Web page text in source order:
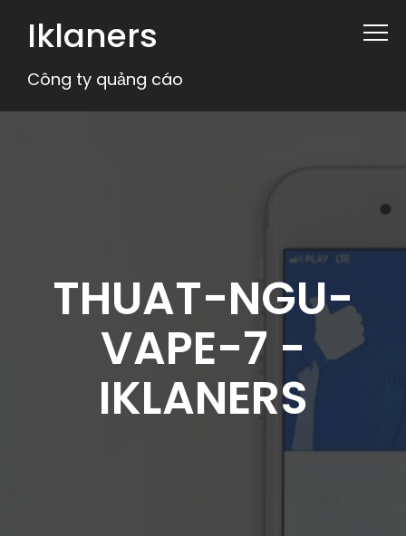
Iklaners
Công ty quảng cáo
THUAT-NGU-
VAPE-7 -
IKLANERS